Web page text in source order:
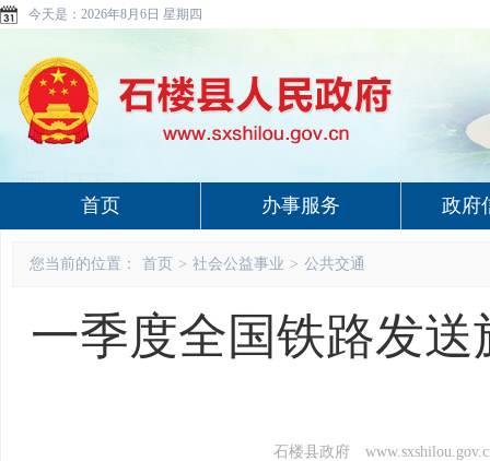
今天是： 2026年8月6日 星期四
首页 办事服务 政府
您当前的位置： 首页 > 社会公益事业 > 公共交通
一季度全国铁路发
石楼县政府